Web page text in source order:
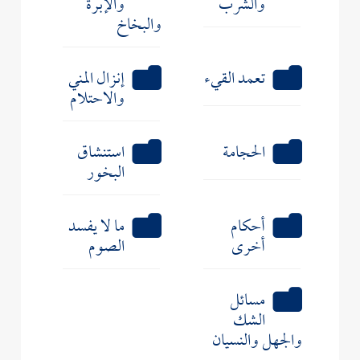
والبخاخ
تعمد القيء
إنزال المني
والاحتلام
الحجامة
استنشاق
البخور
أحكام
أخرى
ما لا يفسد
الصوم
مسائل
الشك
والجهل والنسيان